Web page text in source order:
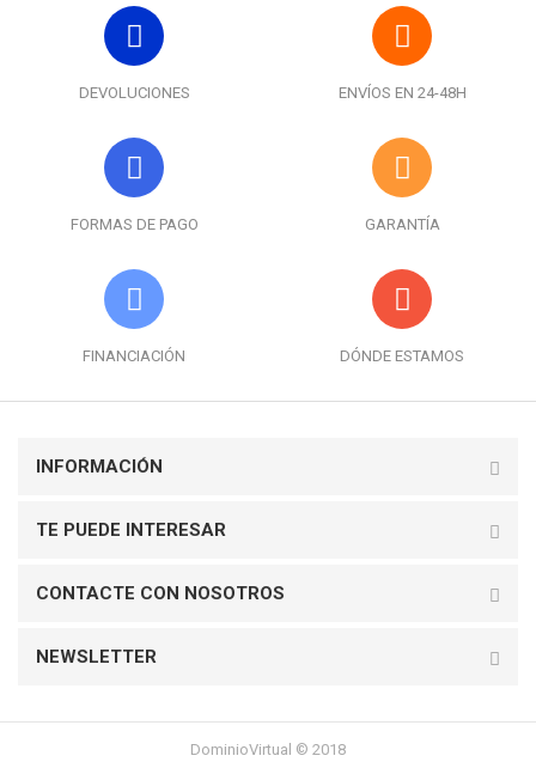
DEVOLUCIONES ENVÍOS EN 24-48H
FORMAS DE PAGO GARANTÍA
FINANCIACIÓN DÓNDE ESTAMOS
INFORMACIÓN
TE PUEDE INTERESAR
CONTACTE CON NOSOTROS
NEWSLETTER
DominioVirtual © 2018